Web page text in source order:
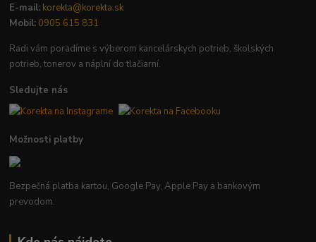
E-mail: korekta@korekta.sk
Mobil: 0905 615 831
Radi vám poradíme s výberom kancelárskych potrieb, školských
potrieb, tonerov a náplní do tlačiarní.
Sledujte nás
Možnosti platby
Bezpečná platba kartou, Google Pay, Apple Pay a bankovým
prevodom.